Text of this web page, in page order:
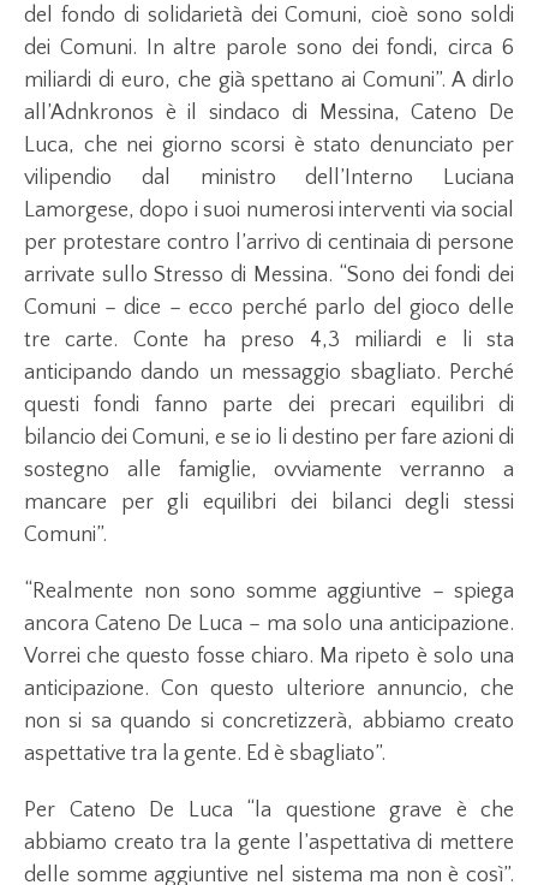
del fondo di solidarietà dei Comuni, cioè sono soldi
dei Comuni. In altre parole sono dei fondi, circa 6
miliardi di euro, che già spettano ai Comuni”. A dirlo
all’Adnkronos è il sindaco di Messina, Cateno De
Luca, che nei giorno scorsi è stato denunciato per
vilipendio dal ministro dell’Interno Luciana
Lamorgese, dopo i suoi numerosi interventi via social
per protestare contro l’arrivo di centinaia di persone
arrivate sullo Stresso di Messina. “Sono dei fondi dei
Comuni – dice – ecco perché parlo del gioco delle
tre carte. Conte ha preso 4,3 miliardi e li sta
anticipando dando un messaggio sbagliato. Perché
questi fondi fanno parte dei precari equilibri di
bilancio dei Comuni, e se io li destino per fare azioni di
sostegno alle famiglie, ovviamente verranno a
mancare per gli equilibri dei bilanci degli stessi
Comuni”.
“Realmente non sono somme aggiuntive – spiega
ancora Cateno De Luca – ma solo una anticipazione.
Vorrei che questo fosse chiaro. Ma ripeto è solo una
anticipazione. Con questo ulteriore annuncio, che
non si sa quando si concretizzerà, abbiamo creato
aspettative tra la gente. Ed è sbagliato”.
Per Cateno De Luca “la questione grave è che
abbiamo creato tra la gente l’aspettativa di mettere
delle somme aggiuntive nel sistema ma non è così”.